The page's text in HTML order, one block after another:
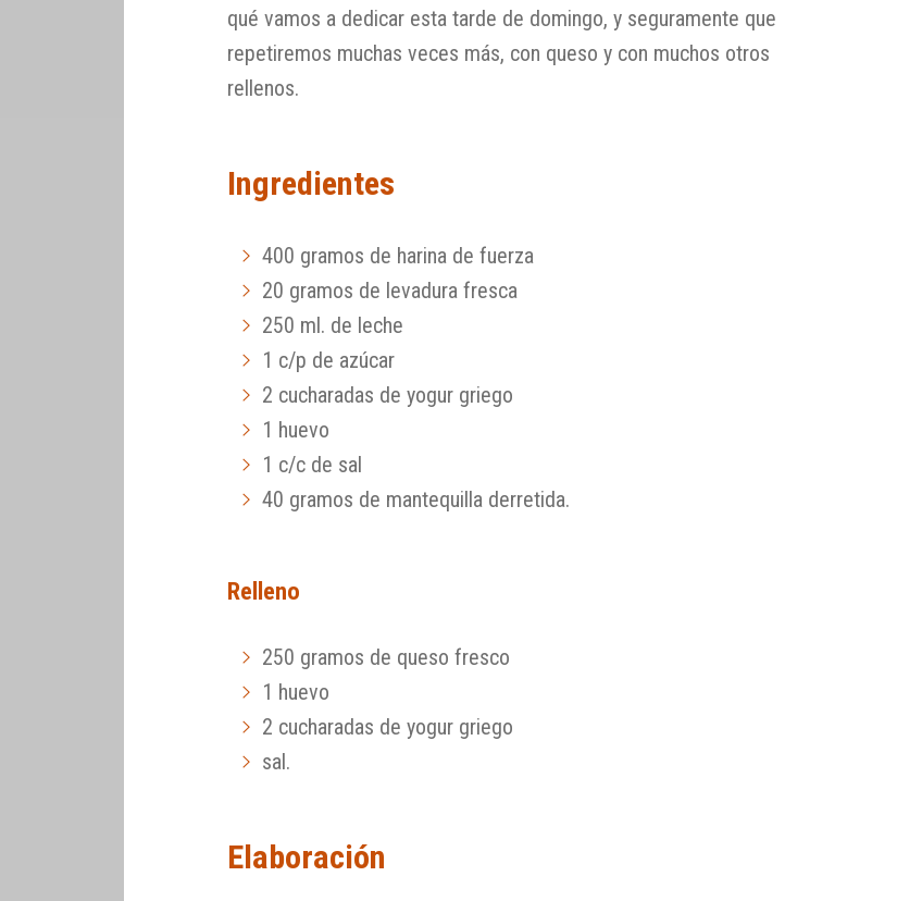
qué vamos a dedicar esta tarde de domingo, y seguramente que
repetiremos muchas veces más, con queso y con muchos otros
rellenos.
Ingredientes
400 gramos de harina de fuerza
20 gramos de levadura fresca
250 ml. de leche
1 c/p de azúcar
2 cucharadas de yogur griego
1 huevo
1 c/c de sal
40 gramos de mantequilla derretida.
Relleno
250 gramos de queso fresco
1 huevo
2 cucharadas de yogur griego
sal.
Elaboración